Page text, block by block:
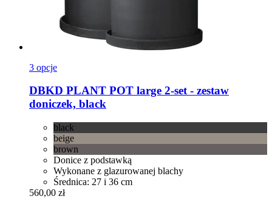
3 opcje
DBKD PLANT POT large 2-​set -​ zestaw
doniczek, black
black
beige
brown
Donice z podstawką
Wykonane z glazurowanej blachy
Średnica: 27 i 36 cm
560,00 zł